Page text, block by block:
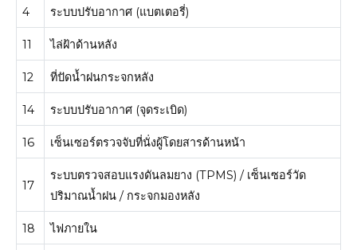
4 ระบบปรับอากาศ (แบตเตอรี่)
11 ไล่ฝ้าด้านหลัง
12 ที่ปัดน้ำฝนกระจกหลัง
14 ระบบปรับอากาศ (จุดระเบิด)
16 เซ็นเซอร์ตรวจจับที่นั่งผู้โดยสารด้านหน้า
17
ระบบตรวจสอบแรงดันลมยาง (TPMS) / เซ็นเซอร์วัด
ปริมาณน้ำฝน / กระจกมองหลัง
18 ไฟภายใน